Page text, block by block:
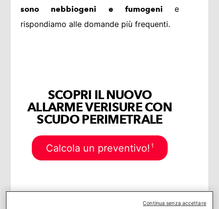
sono nebbiogeni e fumogeni e
rispondiamo alle domande più frequenti.
SCOPRI IL NUOVO
ALLARME VERISURE CON
SCUDO PERIMETRALE
Calcola un preventivo! 1
Continua senza accettare